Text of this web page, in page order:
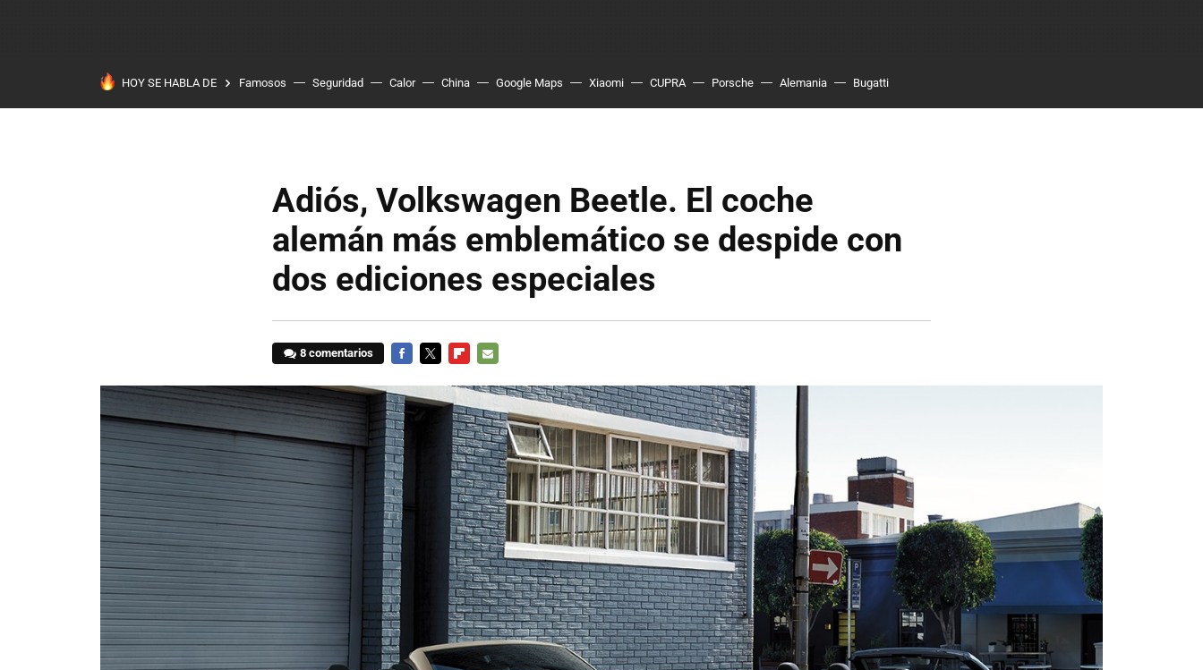
HOY SE HABLA DE Famosos Seguridad Calor China Google Maps Xiaomi CUPRA Porsche Alemania Bugatti
Adiós, Volkswagen Beetle. El coche
alemán más emblemático se despide con
dos ediciones especiales
8 comentarios
MAIL